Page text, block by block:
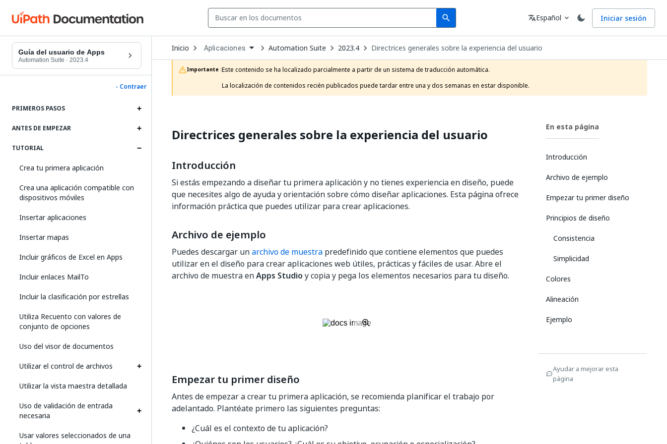
search
Search Idioma
translateEspañol expand_more Iniciar sesión
Guía del usuario de Apps
Automation Suite · 2023.4
- Contraer
PRIMEROS PASOS
ANTES DE EMPEZAR
TUTORIAL
Crea tu primera aplicación
Crea una aplicación compatible con
dispositivos móviles
Insertar aplicaciones
Insertar mapas
Incluir gráficos de Excel en Apps
Incluir enlaces MailTo
Incluir la clasificación por estrellas
Utiliza Recuento con valores de
conjunto de opciones
Uso del visor de documentos
Utilizar el control de archivos
Utilizar la vista maestra detallada
Uso de validación de entrada
necesaria
Usar valores seleccionados de una
Inicio Open
Dropdown
to
choose
product
Aplicaciones Automation Suite 2023.4 Directrices generales sobre la experiencia del usuario
Importante :Este contenido se ha localizado parcialmente a partir de un sistema de traducción automática.
La localización de contenidos recién publicados puede tardar entre una y dos semanas en estar disponible.
Directrices generales sobre la experiencia del usuario
Introducción
Si estás empezando a diseñar tu primera aplicación y no tienes experiencia en diseño, puede
que necesites algo de ayuda y orientación sobre cómo diseñar aplicaciones. Esta página ofrece
información práctica que puedes utilizar para crear aplicaciones.
Archivo de ejemplo
Puedes descargar unarchivo de muestra predefinido que contiene elementos que puedes
utilizar en el diseño para crear aplicaciones web útiles, prácticas y fáciles de usar. Abre el
archivo de muestra enApps Studio y copia y pega los elementos necesarios para tu diseño.
Empezar tu primer diseño
Antes de empezar a crear tu primera aplicación, se recomienda planificar el trabajo por
adelantado. Plantéate primero las siguientes preguntas:
¿Cuál es el contexto de tu aplicación?
En esta página
Introducción
Archivo de ejemplo
Empezar tu primer diseño
Principios de diseño
Consistencia
Simplicidad
Colores
Alineación
Ejemplo
Ayudar a mejorar esta
página